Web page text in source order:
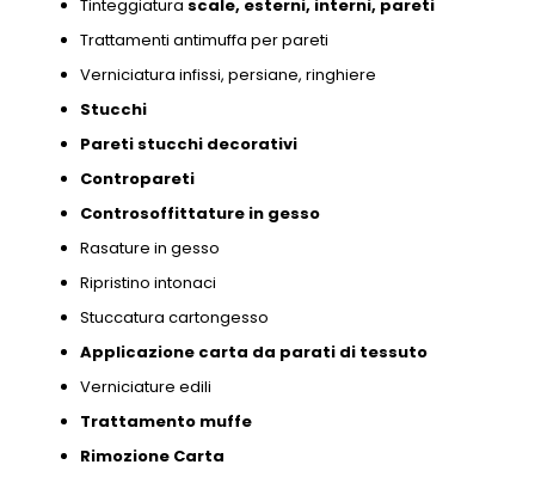
Tinteggiatura scale, esterni, interni, pareti
Trattamenti antimuffa per pareti
Verniciatura infissi, persiane, ringhiere
Stucchi
Pareti stucchi decorativi
Contropareti
Controsoffittature in gesso
Rasature in gesso
Ripristino intonaci
Stuccatura cartongesso
Applicazione carta da parati di tessuto
Verniciature edili
Trattamento muffe
Rimozione Carta